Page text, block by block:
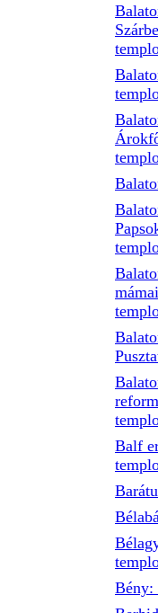
mámai
Balf
Bény: